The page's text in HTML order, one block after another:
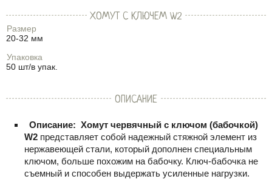
ХОМУТ С КЛЮЧЕМ W2
Размер
20-32 мм
Упаковка
50 шт/в упак.
ОПИСАНИЕ
Описание: Хомут червячный с ключом (бабочкой)
W2 представляет собой надежный стяжной элемент из
нержавеющей стали, который дополнен специальным
ключом, больше похожим на бабочку. Ключ-бабочка не
съемный и способен выдержать усиленные нагрузки.